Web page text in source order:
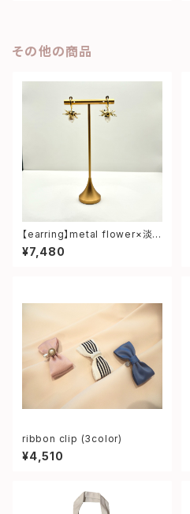
その他の商品
【earring】metal flower×淡
水パール earring
¥7,480
ribbon clip (3color)
¥4,510